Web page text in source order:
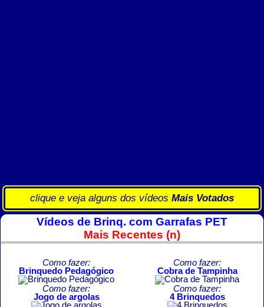
clique e veja alguns dos vídeos Mais Votados
Vídeos de Brinq. com Garrafas PET
Mais Recentes (n)
Como fazer:
Brinquedo Pedagógico
Como fazer:
Cobra de Tampinha
Como fazer:
Jogo de argolas
Como fazer:
4 Brinquedos